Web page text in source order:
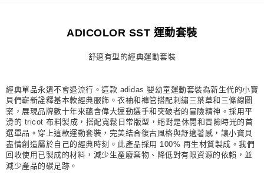
ADICOLOR SST 運動套裝
舒適有型的經典運動套裝
經典單品永遠不會退流行。這款 adidas 嬰幼童運動套裝為新生代的小寶
貝們嶄新詮釋基本款經典服飾。衣袖和褲管搭配刺繡三葉草和三條線圖
案，展現品牌數十年來蘊含偉大運動選手和突破者的冒險精神。採用平
滑的 tricot 布料製成，搭配寬鬆日常版型，絕對是休閒和冒險時光的首
選單品。穿上這款運動套裝，完美結合復古風格與舒適著感，讓小寶貝
盡情創造屬於自己的經典時刻。此產品採用 100% 再生材質製成。我們
回收使用已製成的材料，減少生產廢棄物、降低對有限資源的依賴，並
減少產品的碳足跡。